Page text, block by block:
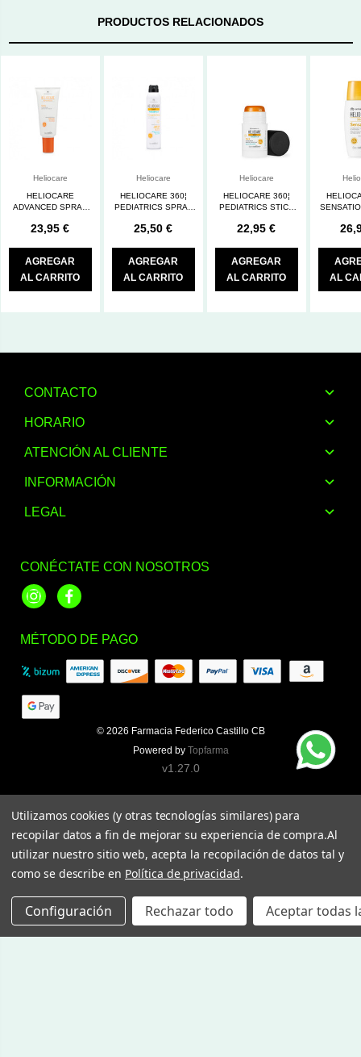
PRODUCTOS RELACIONADOS
Heliocare
HELIOCARE
ADVANCED SPRAY
23,95 €
AGREGAR
AL CARRITO
Heliocare
HELIOCARE 360¦
PEDIATRICS SPRAY
25,50 €
AGREGAR
AL CARRITO
Heliocare
HELIOCARE 360¦
PEDIATRICS STICK
22,95 €
AGREGAR
AL CARRITO
AL
CONTACTO
HORARIO
ATENCIÓN AL CLIENTE
INFORMACIÓN
LEGAL
CONÉCTATE CON NOSOTROS
InstagramFacebook
MÉTODO DE PAGO
© 2026 Farmacia Federico Castillo CB
Powered by Topfarma
v1.27.0
Utilizamos cookies (y otras tecnologías similares) para
recopilar datos a fin de mejorar su experiencia de compra.Al
utilizar nuestro sitio web, acepta la recopilación de datos tal y
como se describe en Política de privacidad.
Configuración Rechazar todo Aceptar todas